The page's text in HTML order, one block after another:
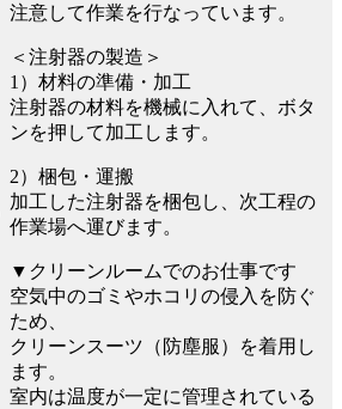
注意して作業を行なっています。
＜注射器の製造＞
1）材料の準備・加工
注射器の材料を機械に入れて、ボタ
ンを押して加工します。
2）梱包・運搬
加工した注射器を梱包し、次工程の
作業場へ運びます。
▼クリーンルームでのお仕事です
空気中のゴミやホコリの侵入を防ぐ
ため、
クリーンスーツ（防塵服）を着用し
ます。
室内は温度が一定に管理されている